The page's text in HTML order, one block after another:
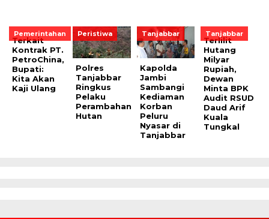
Pemerintahan
Terkait
Kontrak PT.
PetroChina,
Bupati:
Kita Akan
Kaji Ulang
Peristiwa
Polres
Tanjabbar
Ringkus
Pelaku
Perambahan
Hutan
Tanjabbar
Kapolda
Jambi
Sambangi
Kediaman
Korban
Peluru
Nyasar di
Tanjabbar
Tanjabbar
Terlilit
Hutang
Milyar
Rupiah,
Dewan
Minta BPK
Audit RSUD
Daud Arif
Kuala
Tungkal